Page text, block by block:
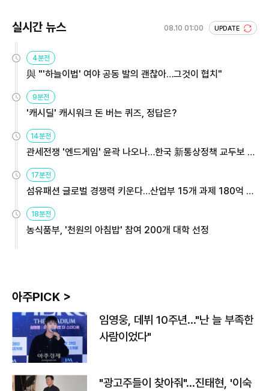
실시간 뉴스 08.10 01:00 UPDATE
4분전
與 "'하늘이법' 여야 공동 발의 괜찮아…그것이 협치"
9분전
'캐시딜' 캐시워크 돈 버는 퀴즈, 정답은?
14분전
관세전쟁 '엔드게임' 윤곽 나오나…한국 新통상정책 교두보 활
용해야
17분전
섬유패션 글로벌 경쟁력 키운다…산업부 15개 과제 180억 지
원
18분전
농식품부, '천원의 아침밥' 참여 200개 대학 선정
아주PICK >
임영웅, 데뷔 10주년…"난 늘 부족한
사람이었다"
"광고주들이 찾아줘"…진태현, '이숙